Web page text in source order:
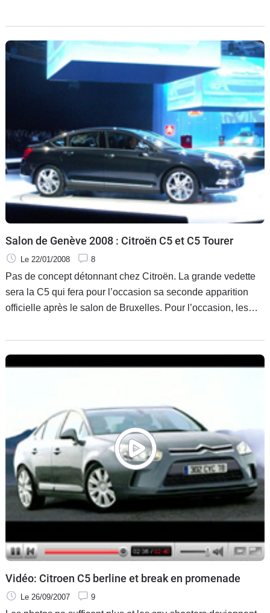
Salon de Genève 2008 : Citroën C5 et C5 Tourer
Le 22/01/2008 8
Pas de concept détonnant chez Citroën. La grande vedette
sera la C5 qui fera pour l’occasion sa seconde apparition
officielle après le salon de Bruxelles. Pour l’occasion, les
break
Vidéo: Citroen C5 berline et break en promenade
Le 26/09/2007 9